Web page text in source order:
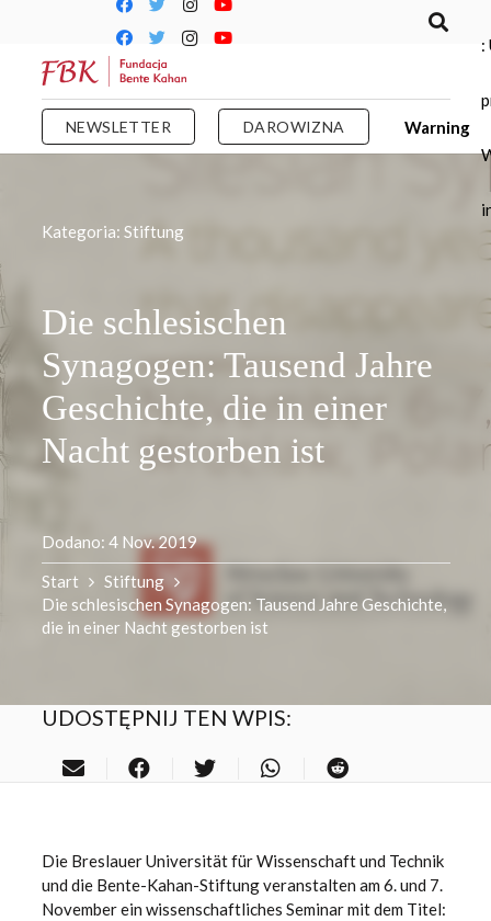
NEWSLETTER DAROWIZNA Warning
:
Kategoria: Stiftung
Die schlesischen
Synagogen: Tausend Jahre
Geschichte, die in einer
Nacht gestorben ist
Dodano: 4 Nov. 2019
Start
Stiftung
Die schlesischen Synagogen: Tausend Jahre Geschichte,
die in einer Nacht gestorben ist
UDOSTĘPNIJ TEN WPIS:
Die Breslauer Universität für Wissenschaft und Technik
und die Bente-Kahan-Stiftung veranstalten am 6. und 7.
November ein wissenschaftliches Seminar mit dem Titel: